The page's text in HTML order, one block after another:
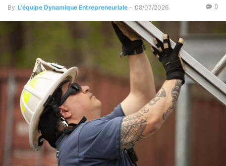
By L'équipe Dynamique Entrepreneuriale - 08/07/2026 0